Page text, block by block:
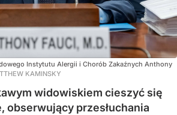
Instytutu Alergii i Chorób Zakaźnych Anthony
KAMINSKY
widowiskiem cieszyć się
obserwujący przesłuchania